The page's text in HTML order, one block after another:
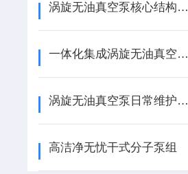
涡旋无油真空泵核心结构设计与真空性能优化研究
一体化集成涡旋无油真空泵结构优化探析
涡旋无油真空泵日常维护保养与故障检修方法
高洁净无忧干式分子泵组